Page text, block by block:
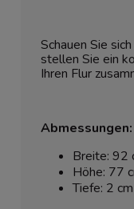
Schauen Sie
stellen Sie ein
Ihren Flur
Abmessungen:
Breite: 92
Höhe: 77
Tiefe: 2 cm